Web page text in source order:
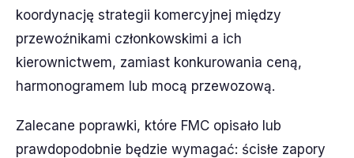
koordynację strategii komercyjnej między
przewoźnikami członkowskimi a ich
kierownictwem, zamiast konkurowania ceną,
harmonogramem lub mocą przewozową.
Zalecane poprawki, które FMC opisało lub
prawdopodobnie będzie wymagać: ścisłe zapory